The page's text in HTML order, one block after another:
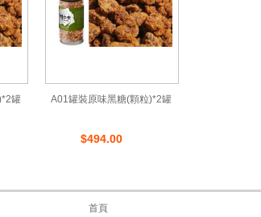
罐 A01罐裝原味黑糖(顆粒)*2罐
$494.00
首頁